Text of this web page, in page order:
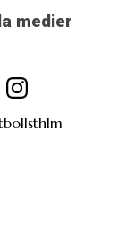
medier